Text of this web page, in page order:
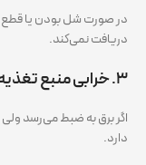
در صورت شل بودن یا
دریافت نمی‌کند.
۳. خرابی منبع تغذیه داخلی
اگر برق به ضبط می‌رسد
دارد.